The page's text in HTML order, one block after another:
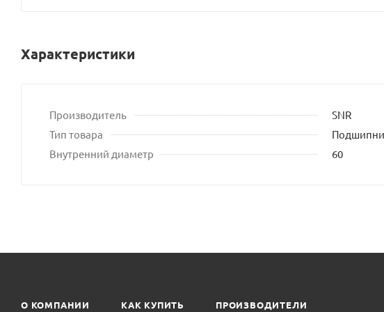
Характеристики
Производитель
SNR
Тип товара
Внутренний диаметр
60
О КОМПАНИИ КАК КУПИТЬ ПРОИЗВОДИТЕЛИ